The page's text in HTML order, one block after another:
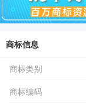
商标信息
商标类别
商标编码